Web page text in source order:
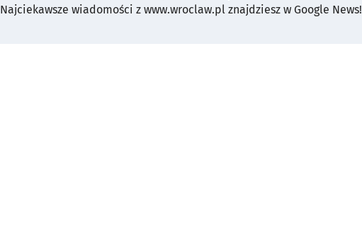
Najciekawsze wiadomości z www.wroclaw.pl znajdziesz w Google News!